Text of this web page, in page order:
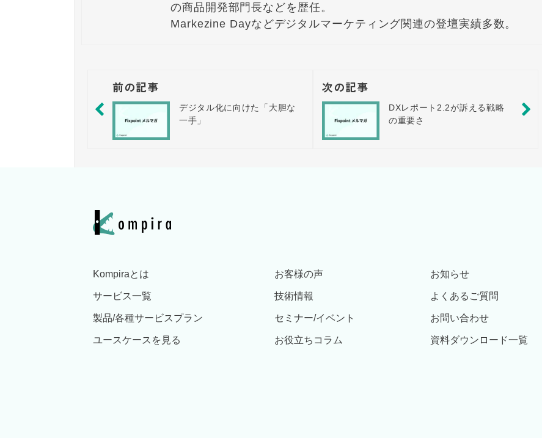
の商品開発部門長などを歴任。
Markezine Dayなどデジタルマーケティング関連の登壇実績多数。
前の記事
デジタル化に向けた「大胆な
一手」
次の記事
DXレポート2.2が訴える戦略
の重要さ
Kompiraとは
サービス一覧
製品/各種サービスプラン
ユースケースを見る
お客様の声
技術情報
セミナー/イベント
お役立ちコラム
お知らせ
よくあるご質問
お問い合わせ
資料ダウンロード一覧